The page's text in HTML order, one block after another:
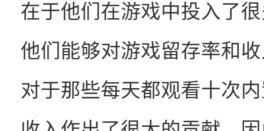
在于他们在游戏中投入了
他们能够对游戏留存率和
对于那些每天都观看十次